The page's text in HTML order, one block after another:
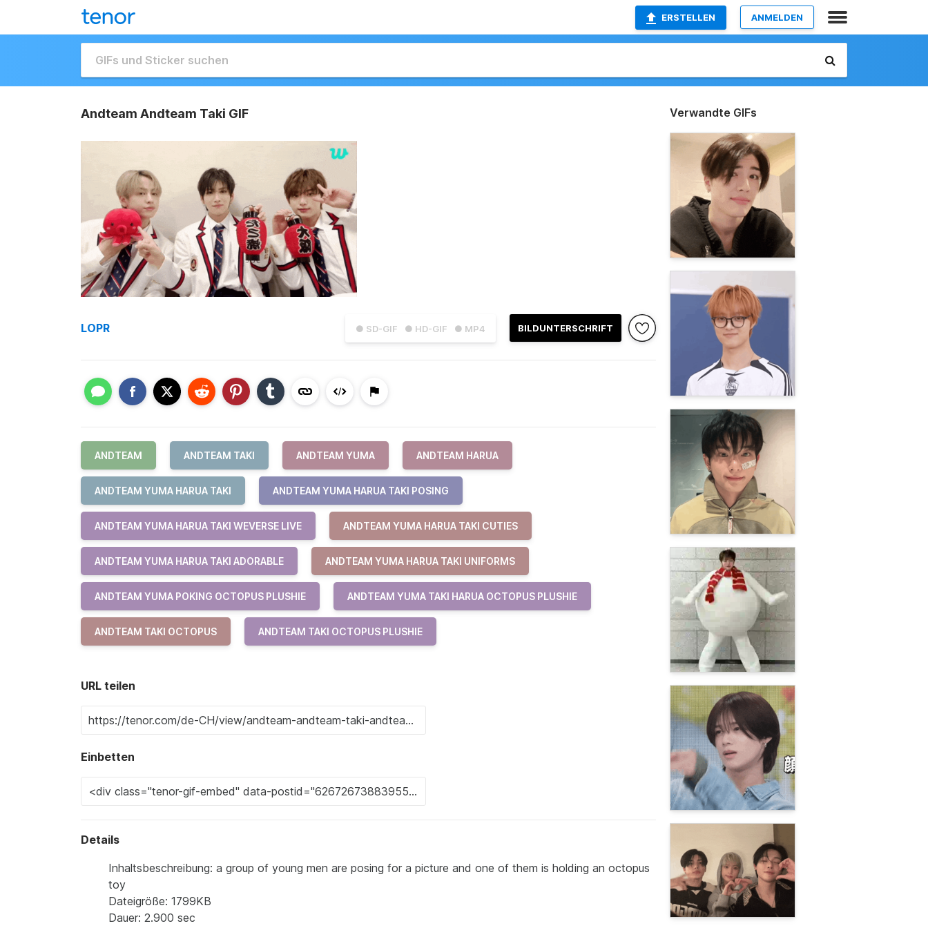
ERSTELLEN ANMELDEN
Andteam Andteam Taki GIF
● SD-GIF ● HD-GIF ● MP4 BILDUNTERSCHRIFT
LOPR
ANDTEAM ANDTEAM TAKI ANDTEAM YUMA ANDTEAM HARUA
ANDTEAM YUMA HARUA TAKI ANDTEAM YUMA HARUA TAKI POSING
ANDTEAM YUMA HARUA TAKI WEVERSE LIVE ANDTEAM YUMA HARUA TAKI CUTIES
ANDTEAM YUMA HARUA TAKI ADORABLE ANDTEAM YUMA HARUA TAKI UNIFORMS
ANDTEAM YUMA POKING OCTOPUS PLUSHIE ANDTEAM YUMA TAKI HARUA OCTOPUS PLUSHIE
ANDTEAM TAKI OCTOPUS ANDTEAM TAKI OCTOPUS PLUSHIE
URL teilen
Einbetten
Details
Inhaltsbeschreibung: a group of young men are posing for a picture and one of them is holding an octopus
toy
Dateigröße: 1799KB
Dauer: 2.900 sec
Verwandte GIFs